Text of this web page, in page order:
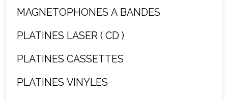
MAGNETOPHONES A BANDES
PLATINES LASER ( CD )
PLATINES CASSETTES
PLATINES VINYLES